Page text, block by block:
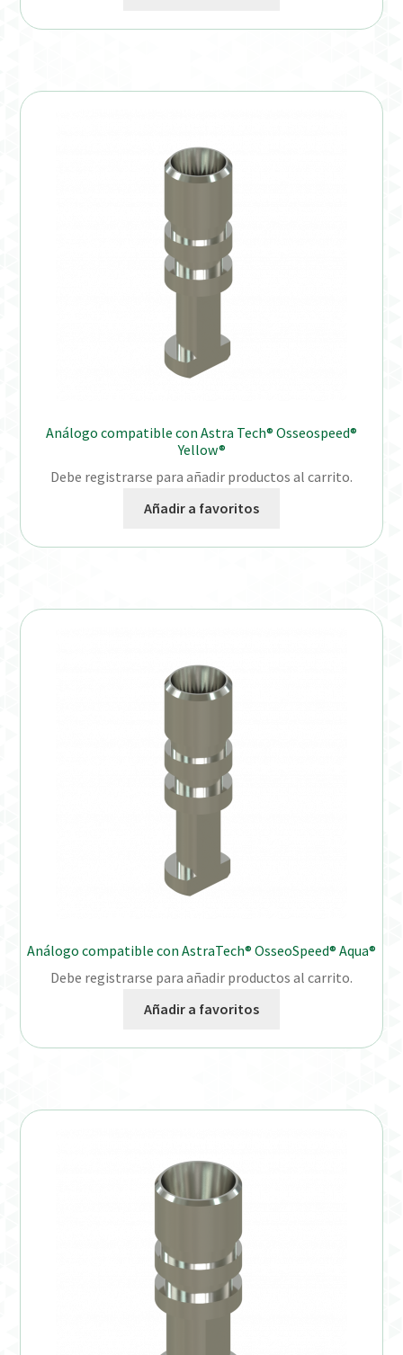
Análogo compatible con Astra Tech® Osseospeed®
Yellow®
Debe registrarse para añadir productos al carrito.
Añadir a favoritos
Análogo compatible con AstraTech® OsseoSpeed® Aqua®
Debe registrarse para añadir productos al carrito.
Añadir a favoritos